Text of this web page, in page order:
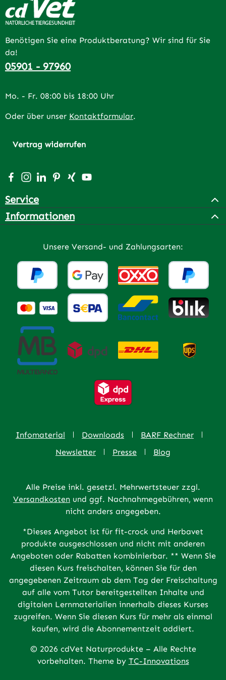
Benötigen Sie eine Produktberatung? Wir sind für Sie
da!
05901 - 97960
Mo. - Fr. 08:00 bis 18:00 Uhr
Oder über unser Kontaktformular.
Vertrag widerrufen
Besuche uns auf Facebook – öffnet in neuem Tab
Schau auf Instagram vorbei – öffnet in neuem Tab
Vernetze dich mit uns auf LinkedIn – öffnet in
Lass dich auf Pinterest inspirieren – öffnet
Vernetze dich mit uns auf Xing – öffnet
Sieh dir unsere Videos auf YouTube
Service
Informationen
Unsere Versand- und Zahlungsarten:
Infomaterial Downloads
BARF Rechner
Newsletter
Presse Blog
Alle Preise inkl. gesetzl. Mehrwertsteuer zzgl.
Versandkosten und ggf. Nachnahmegebühren, wenn
nicht anders angegeben.
*Dieses Angebot ist für fit-crock und Herbavet
produkte ausgeschlossen und nicht mit anderen
Angeboten oder Rabatten kombinierbar. ** Wenn Sie
diesen Kurs freischalten, können Sie für den
angegebenen Zeitraum ab dem Tag der Freischaltung
auf alle vom Tutor bereitgestellten Inhalte und
digitalen Lernmaterialien innerhalb dieses Kurses
zugreifen. Wenn Sie diesen Kurs für mehr als einmal
kaufen, wird die Abonnementzeit addiert.
© 2026 cdVet Naturprodukte – Alle Rechte
vorbehalten. Theme by TC-Innovations